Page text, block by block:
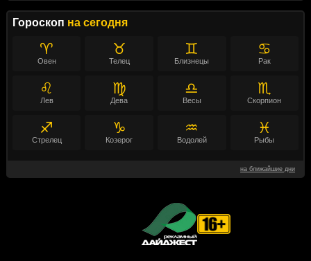
Гороскоп на сегодня
♈
Овен
♉
Телец
♊
Близнецы
♋
Рак
♌
Лев
♍
Дева
♎
Весы
♏
Скорпион
♐
Стрелец
♑
Козерог
♒
Водолей
♓
Рыбы
на ближайшие дни